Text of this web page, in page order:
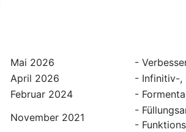
Mai 2026
-
April 2026
- Infinitiv-,
Februar 2024
-
November 2021
-
-